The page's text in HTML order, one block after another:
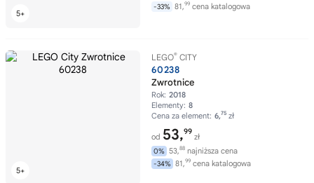
-33% 81,99 cena katalogowa
LEGO® CITY
60238
Zwrotnice
Rok: 2018
Elementy: 8
Cena za element: 6,75 zł
od 53,99
zł
0% 53,88 najniższa cena
-34% 81,99 cena katalogowa